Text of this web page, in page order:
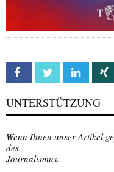
Facebook Twitter Linkedin
UNTERSTÜTZUNG
Wenn Ihnen unser Artikel
des
Journalismus.